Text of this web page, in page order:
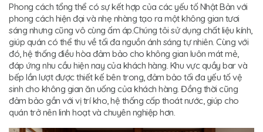
Phong cách tổng thể có sự kết hợp của các yếu tố Nhật Bản với
phong cách hiện đại và nhẹ nhàng tạo ra một không gian tươi
sáng nhưng cũng vô cùng ấm áp.Chúng tôi sử dụng chất liệu kính,
giúp quán có thể thu về tối đa nguồn ánh sáng tự nhiên. Cùng với
đó, hệ thống điều hòa đảm bảo cho không gian luôn mát mẻ,
đáp ứng nhu cầu hiện nay của khách hàng. Khu vực quầy bar và
bếp lần lượt được thiết kế bên trong, đảm bảo tối đa yếu tố vệ
sinh cho không gian ăn uống của khách hàng. Đồng thời cũng
đảm bảo gần với vị trí kho, hệ thống cấp thoát nước, giúp cho
quán trở nên linh hoạt và chuyên nghiệp hơn.